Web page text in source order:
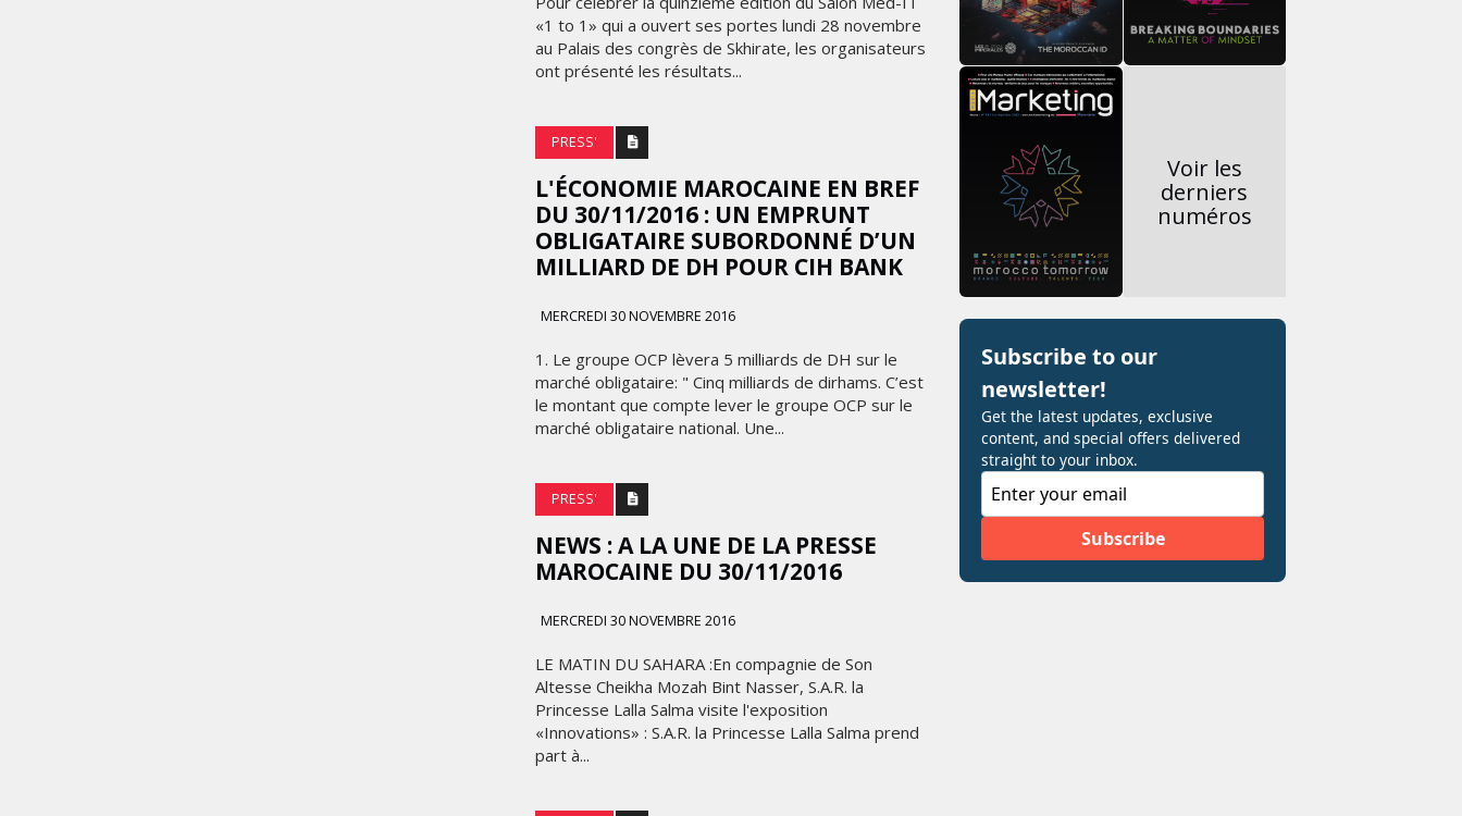
«1 to 1» qui a ouvert ses portes lundi 28 novembre
au Palais des congrès de Skhirate, les organisateurs
ont présenté les résultats...
PRESS'
L'ÉCONOMIE MAROCAINE EN BREF
DU 30/11/2016 : UN EMPRUNT
OBLIGATAIRE SUBORDONNÉ D’UN
MILLIARD DE DH POUR CIH BANK
MERCREDI 30 NOVEMBRE 2016
1. Le groupe OCP lèvera 5 milliards de DH sur le
marché obligataire: " Cinq milliards de dirhams. C’est
le montant que compte lever le groupe OCP sur le
marché obligataire national. Une...
PRESS'
NEWS : A LA UNE DE LA PRESSE
MAROCAINE DU 30/11/2016
MERCREDI 30 NOVEMBRE 2016
LE MATIN DU SAHARA :En compagnie de Son
Altesse Cheikha Mozah Bint Nasser, S.A.R. la
Princesse Lalla Salma visite l'exposition
«Innovations» : S.A.R. la Princesse Lalla Salma prend
part à...
Voir les
derniers
numéros